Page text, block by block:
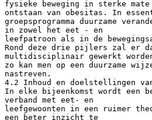
fysieke beweging in sterke
ontstaan van obesitas. In
groepsprogramma duurzame
in zowel het eet - en
leefpatroon als in de
Rond deze drie pijlers zal er
multidisciplinair gewerkt
zo kan men op een duurzame
nastreven.
4.2 Inhoud en doelstellingen van
In elke bijeenkomst wordt een
verband met eet- en
leefgewoonten in een ruimer
een beter inzicht te